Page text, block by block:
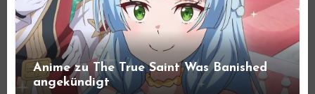
Anime zu The True Saint Was Banished
angekündigt